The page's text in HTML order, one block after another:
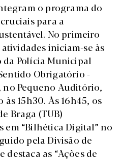
o programa do
para a
No primeiro
iniciam-se às
da Polícia Municipal
Obrigatório -
no Pequeno Auditório,
às 15h30. Às 16h45, os
Braga (TUB)
em “Bilhética Digital” no
pela Divisão de
destaca as “Ações de